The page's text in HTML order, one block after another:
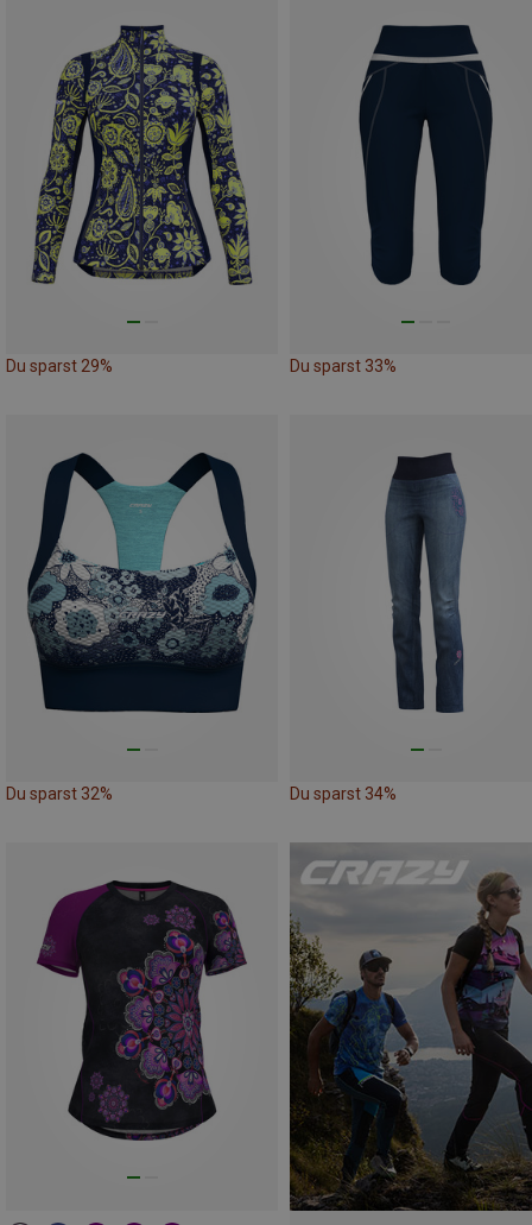
Du sparst 29% Du sparst 33%
Du sparst 32% Du sparst 34%